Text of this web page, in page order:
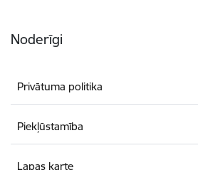
Noderīgi
Privātuma politika
Piekļūstamība
Lapas karte